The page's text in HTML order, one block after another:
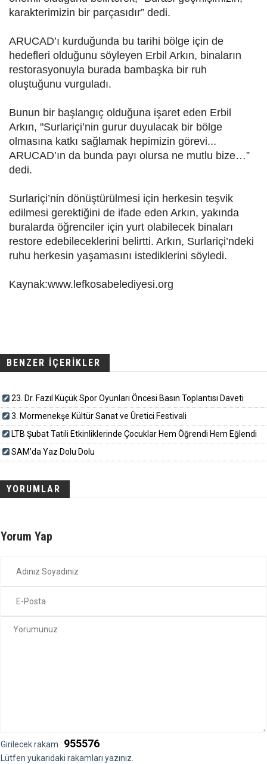
karakterimizin bir parçasıdır” dedi.
ARUCAD’ı kurduğunda bu tarihi bölge için de
hedefleri olduğunu söyleyen Erbil Arkın, binaların
restorasyonuyla burada bambaşka bir ruh
oluştuğunu vurguladı.
Bunun bir başlangıç olduğuna işaret eden Erbil
Arkın, "Surlariçi’nin gurur duyulacak bir bölge
olmasına katkı sağlamak hepimizin görevi...
ARUCAD’ın da bunda payı olursa ne mutlu bize…”
dedi.
Surlariçi’nin dönüştürülmesi için herkesin teşvik
edilmesi gerektiğini de ifade eden Arkın, yakında
buralarda öğrenciler için yurt olabilecek binaları
restore edebileceklerini belirtti. Arkın, Surlariçi’ndeki
ruhu herkesin yaşamasını istediklerini söyledi.
Kaynak:www.lefkosabelediyesi.org
BENZER İÇERİKLER
23. Dr. Fazıl Küçük Spor Oyunları Öncesi Basın Toplantısı Daveti
3. Mormenekşe Kültür Sanat ve Üretici Festivali
LTB Şubat Tatili Etkinliklerinde Çocuklar Hem Öğrendi Hem Eğlendi
SAM’da Yaz Dolu Dolu
YORUMLAR
Yorum Yap
Girilecek rakam : 955576
Lütfen yukarıdaki rakamları yazınız.